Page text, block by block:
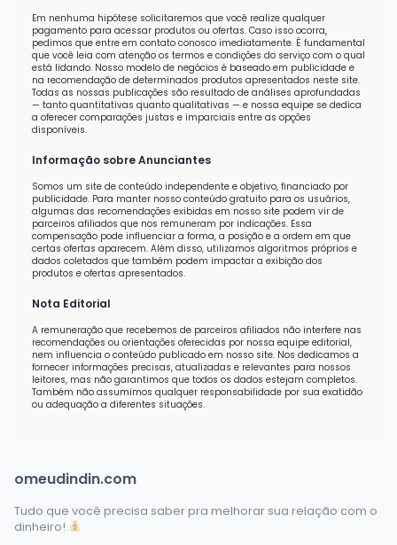
Em nenhuma hipótese solicitaremos que você realize qualquer
pagamento para acessar produtos ou ofertas. Caso isso ocorra,
pedimos que entre em contato conosco imediatamente. É fundamental
que você leia com atenção os termos e condições do serviço com o qual
está lidando. Nosso modelo de negócios é baseado em publicidade e
na recomendação de determinados produtos apresentados neste site.
Todas as nossas publicações são resultado de análises aprofundadas
— tanto quantitativas quanto qualitativas — e nossa equipe se dedica
a oferecer comparações justas e imparciais entre as opções
disponíveis.
Informação sobre Anunciantes
Somos um site de conteúdo independente e objetivo, financiado por
publicidade. Para manter nosso conteúdo gratuito para os usuários,
algumas das recomendações exibidas em nosso site podem vir de
parceiros afiliados que nos remuneram por indicações. Essa
compensação pode influenciar a forma, a posição e a ordem em que
certas ofertas aparecem. Além disso, utilizamos algoritmos próprios e
dados coletados que também podem impactar a exibição dos
produtos e ofertas apresentados.
Nota Editorial
A remuneração que recebemos de parceiros afiliados não interfere nas
recomendações ou orientações oferecidas por nossa equipe editorial,
nem influencia o conteúdo publicado em nosso site. Nos dedicamos a
fornecer informações precisas, atualizadas e relevantes para nossos
leitores, mas não garantimos que todos os dados estejam completos.
Também não assumimos qualquer responsabilidade por sua exatidão
ou adequação a diferentes situações.
omeudindin.com
Tudo que você precisa saber pra melhorar sua relação com o
dinheiro!